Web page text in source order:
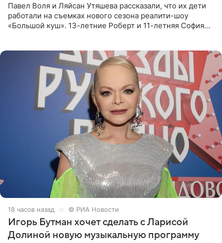
Павел Воля и Ляйсан Утяшева рассказали, что их дети
работали на съемках нового сезона реалити-шоу
«Большой куш». 13-летние Роберт и 11-летняя София
18 часов назад © РИА Новости
Игорь Бутман хочет сделать с Ларисой
Долиной новую музыкальную программу